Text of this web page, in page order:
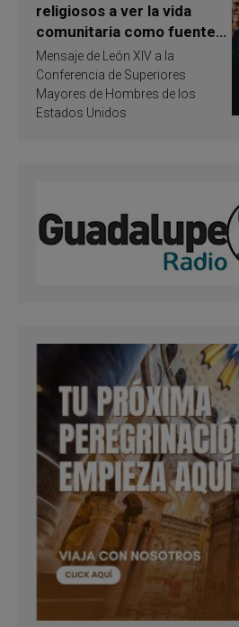
religiosos a ver la vida
comunitaria como fuente
de inspiración y
santificación
Mensaje de León XIV a la
Conferencia de Superiores
Mayores de Hombres de los
Estados Unidos